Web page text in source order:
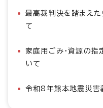
最高裁判決を踏まえ
て
家庭用ごみ・資源の
いて
令和8年熊本地震災害